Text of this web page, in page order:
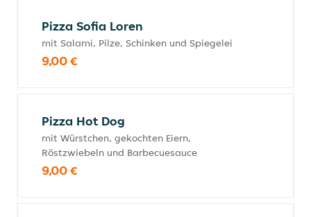
Pizza Sofia Loren
mit Salami, Pilze, Schinken und Spiegelei
9,00 €
Pizza Hot Dog
mit Würstchen, gekochten Eiern,
Röstzwiebeln und Barbecuesauce
9,00 €